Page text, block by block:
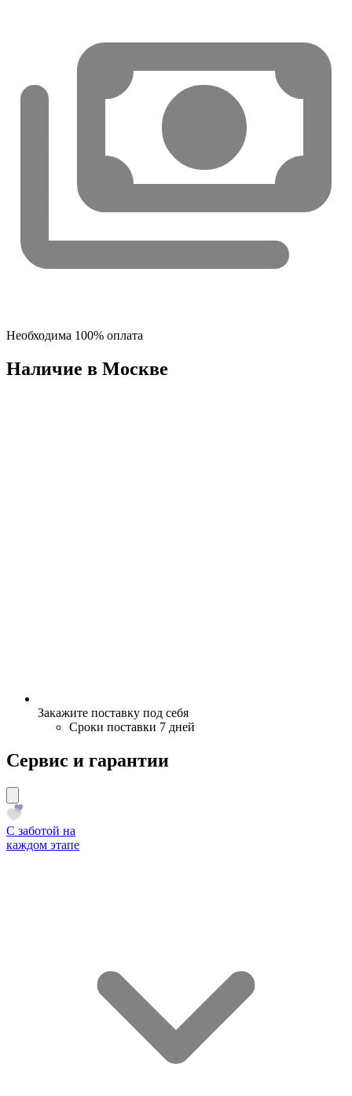
Необходима 100% оплата
Наличие в Москвe
Закажите поставку под себя
Сроки поставки 7 дней
Сервис и гарантии
С заботой на
каждом этапе